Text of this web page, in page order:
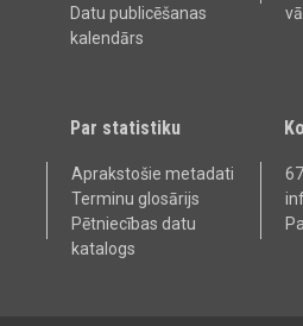
Datu publicēšanas
kalendārs
Par statistiku
Aprakstošie metadati
Terminu glosārijs
Pētniecības datu
katalogs